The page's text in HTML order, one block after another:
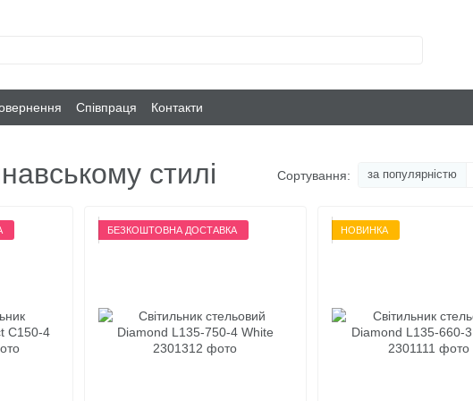
Співпраця Контакти
стилі Сортування: за популярністю
БЕЗКОШТОВНА ДОСТАВКА НОВИНКА